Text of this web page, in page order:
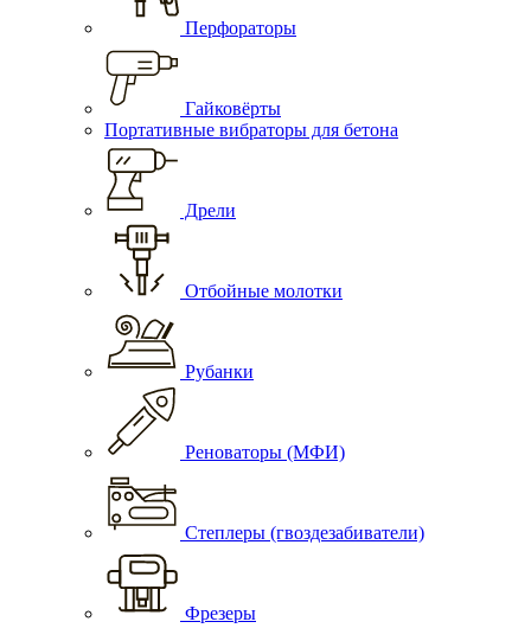
Перфораторы
Гайковёрты
Портативные вибраторы для бетона
Дрели
Отбойные молотки
Рубанки
Реноваторы (МФИ)
Степлеры (гвоздезабиватели)
Фрезеры